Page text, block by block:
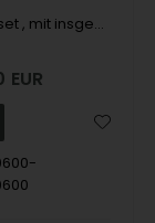
Siersbøl set , mit insgesamt 1,40 ct Top Wesselston VS2
EUR